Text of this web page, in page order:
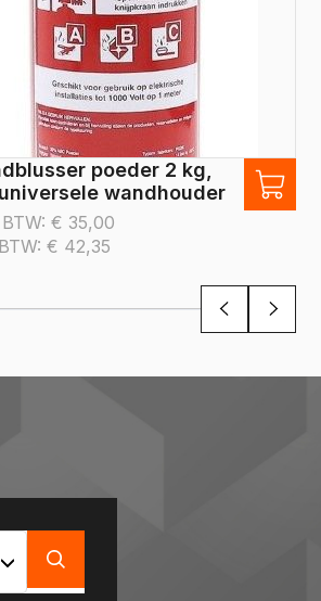
poeder 2 kg,
wandhouder
€ 35,00
€ 42,35